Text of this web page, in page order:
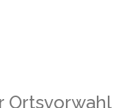
Ortsvorwahl